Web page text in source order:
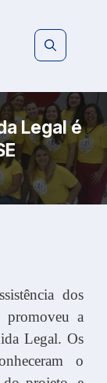
Legal é
dos
a
Legal. Os
o